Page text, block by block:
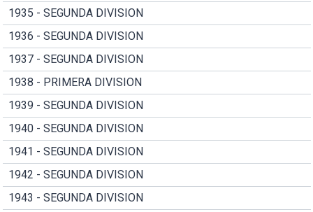
1935 - SEGUNDA DIVISION
1936 - SEGUNDA DIVISION
1937 - SEGUNDA DIVISION
1938 - PRIMERA DIVISION
1939 - SEGUNDA DIVISION
1940 - SEGUNDA DIVISION
1941 - SEGUNDA DIVISION
1942 - SEGUNDA DIVISION
1943 - SEGUNDA DIVISION